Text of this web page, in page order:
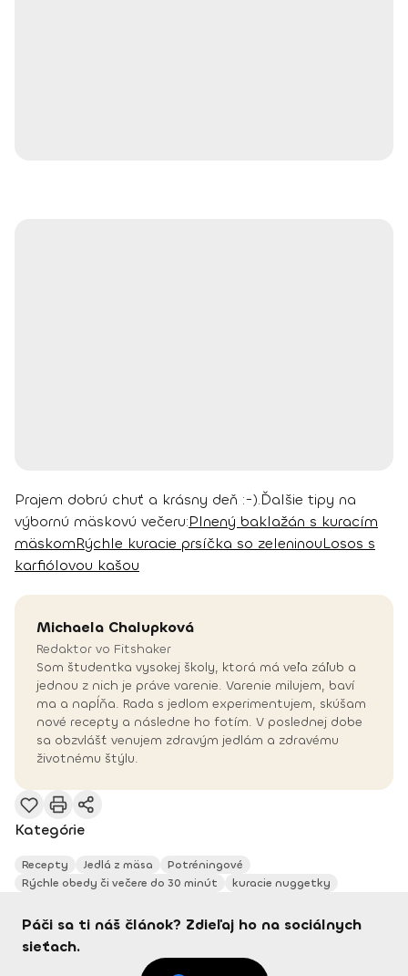
Prajem dobrú chuť a krásny deň :-).Ďalšie tipy na
výbornú mäskovú večeru:Plnený baklažán s kuracím
mäskomRýchle kuracie prsíčka so zeleninouLosos s
karfiólovou kašou
Michaela Chalupková
Redaktor vo Fitshaker
Som študentka vysokej školy, ktorá má veľa záľub a
jednou z nich je práve varenie. Varenie milujem, baví
ma a napĺňa. Rada s jedlom experimentujem, skúšam
nové recepty a následne ho fotím. V poslednej dobe
sa obzvlášť venujem zdravým jedlám a zdravému
životnému štýlu.
Kategórie
Recepty Jedlá z mäsa
Potréningové
Rýchle obedy či večere do 30 minút
kuracie nuggetky
Páči sa ti náš článok? Zdieľaj ho na sociálnych
sieťach.